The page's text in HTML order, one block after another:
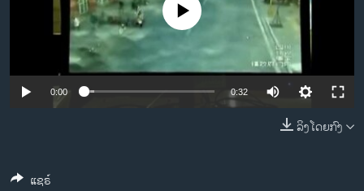
ອິດສະຫຼະພາບດ້ານການຂ່າວ
ຊີວິດຊາວລາວ
ຊຸມຊົນຊາວລາວ
ວິທະຍາສາດ-ເທັກໂນໂລຈີ
ພາສາອັງກິດ
No media source currently available
0:00 0:32
ລິງໂດຍກົງ
ແຊຣ໌